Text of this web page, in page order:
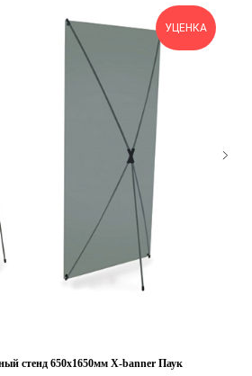
УЦЕНКА
стенд 650х1650мм Х-banner Паук